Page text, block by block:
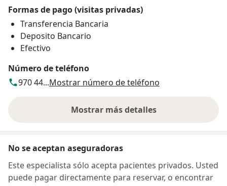
Formas de pago (visitas privadas)
Transferencia Bancaria
Deposito Bancario
Efectivo
Número de teléfono
970 44...Mostrar número de teléfono
Mostrar más detalles
sobre la dirección
No se aceptan aseguradoras
Este especialista sólo acepta pacientes privados. Usted
puede pagar directamente para reservar, o encontrar